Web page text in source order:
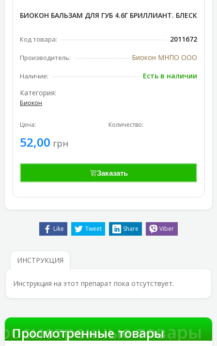
БИОКОН БАЛЬЗАМ ДЛЯ ГУБ 4.6Г БРИЛЛИАНТ. БЛЕСК
Код товара: 2011672
Производитель: Биокон МНПО ООО
Наличие:
Есть в наличии
Категория:
Биокон
Цена:
52,00 грн
Количество:
Заказать
Like Tweet Share Viber
ИНСТРУКЦИЯ
Инструкция на этот препарат пока отсутствует.
товары
Просмотренные товары